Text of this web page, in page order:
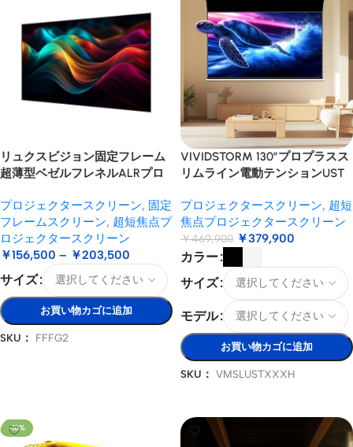
リュクスビジョン固定フレーム
超薄型ベゼルフレネルALRプロ
プロジェクタースクリーン, 固定
フレームスクリーン, 超短焦点プ
ロジェクタースクリーン
￥156,500 – ￥203,500
サイズ
お買い物カゴに追加
SKU： FFFG2
VIVIDSTORM 130″プロプラスス
リムライン電動テンションUST
プロジェクタースクリーン, 超短
焦点プロジェクタースクリーン
￥469,900 ￥379,900
カラー
サイズ
モデル
お買い物カゴに追加
SKU： VMSLUSTXXXH
-10%